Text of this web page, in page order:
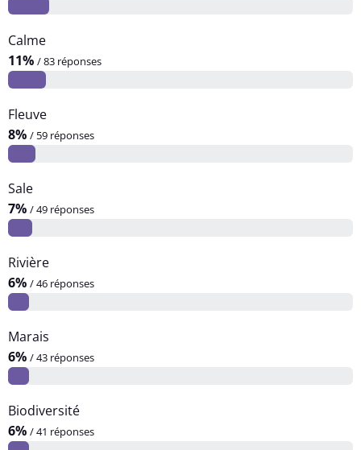
Calme
11% / 83 réponses
Fleuve
8% / 59 réponses
Sale
7% / 49 réponses
Rivière
6% / 46 réponses
Marais
6% / 43 réponses
Biodiversité
6% / 41 réponses